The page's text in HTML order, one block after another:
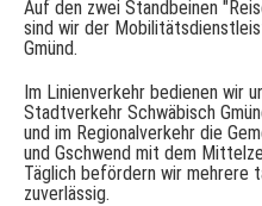
Auf den zwei Standbeinen
sind wir der
Gmünd.
Im Linienverkehr bedienen wir
Stadtverkehr Schwäbisch
und im Regionalverkehr die
und Gschwend mit dem
Täglich befördern wir mehrere
zuverlässig.